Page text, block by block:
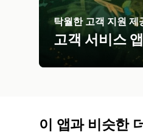
탁월한 고객 지원 제
고객 서비스
이 앱과 비슷한